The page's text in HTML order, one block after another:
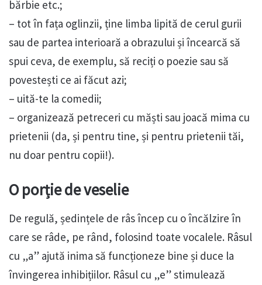
bărbie etc.;
– tot în fața oglinzii, ține limba lipită de cerul gurii
sau de partea interioară a obrazului și încearcă să
spui ceva, de exemplu, să reciți o poezie sau să
povestești ce ai făcut azi;
– uită-te la comedii;
– organizează petreceri cu măști sau joacă mima cu
prietenii (da, și pentru tine, și pentru prietenii tăi,
nu doar pentru copii!).
O porție de veselie
De regulă, ședințele de râs încep cu o încălzire în
care se râde, pe rând, folosind toate vocalele. Râsul
cu „a” ajută inima să funcționeze bine și duce la
învingerea inhibițiilor. Râsul cu „e” stimulează